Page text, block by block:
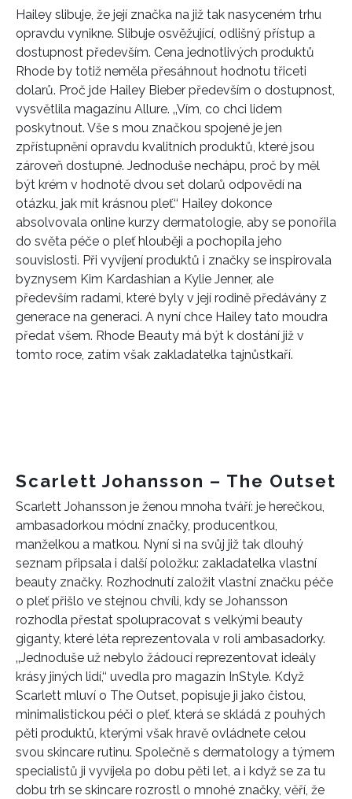
Hailey slibuje, že její značka na již tak nasyceném trhu
opravdu vynikne. Slibuje osvěžující, odlišný přístup a
dostupnost především. Cena jednotlivých produktů
Rhode by totiž neměla přesáhnout hodnotu třiceti
dolarů. Proč jde Hailey Bieber především o dostupnost,
vysvětlila magazínu Allure. ‚‚Vím, co chci lidem
poskytnout. Vše s mou značkou spojené je jen
zpřístupnění opravdu kvalitních produktů, které jsou
zároveň dostupné. Jednoduše nechápu, proč by měl
být krém v hodnotě dvou set dolarů odpovědí na
otázku, jak mít krásnou pleť.‘‘ Hailey dokonce
absolvovala online kurzy dermatologie, aby se ponořila
do světa péče o pleť hlouběji a pochopila jeho
souvislosti. Při vyvíjení produktů i značky se inspirovala
byznysem Kim Kardashian a Kylie Jenner, ale
především radami, které byly v její rodině předávány z
generace na generaci. A nyní chce Hailey tato moudra
předat všem. Rhode Beauty má být k dostání již v
tomto roce, zatím však zakladatelka tajnůstkaří.
Scarlett Johansson – The Outset
Scarlett Johansson je ženou mnoha tváří: je herečkou,
ambasadorkou módní značky, producentkou,
manželkou a matkou. Nyní si na svůj již tak dlouhý
seznam připsala i další položku: zakladatelka vlastní
beauty značky. Rozhodnutí založit vlastní značku péče
o pleť přišlo ve stejnou chvíli, kdy se Johansson
rozhodla přestat spolupracovat s velkými beauty
giganty, které léta reprezentovala v roli ambasadorky.
‚‚Jednoduše už nebylo žádoucí reprezentovat ideály
krásy jiných lidí,‘‘ uvedla pro magazín InStyle. Když
Scarlett mluví o The Outset, popisuje ji jako čistou,
minimalistickou péči o pleť, která se skládá z pouhých
pěti produktů, kterými však hravě ovládnete celou
svou skincare rutinu. Společně s dermatology a týmem
specialistů ji vyvíjela po dobu pěti let, a i když se za tu
dobu trh se skincare rozrostl o mnohé značky, věří, že